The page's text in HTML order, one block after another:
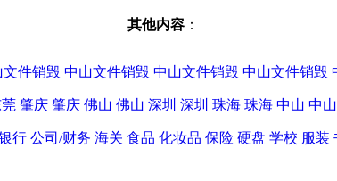
其他内容 ：
文件销毁 中山文件销毁 中山文件销毁 中山文件销毁
肇庆 肇庆 佛山 佛山 深圳 深圳 珠海 珠海 中山 中山
行 公司/财务 海关 食品 化妆品 保险 硬盘 学校 服装